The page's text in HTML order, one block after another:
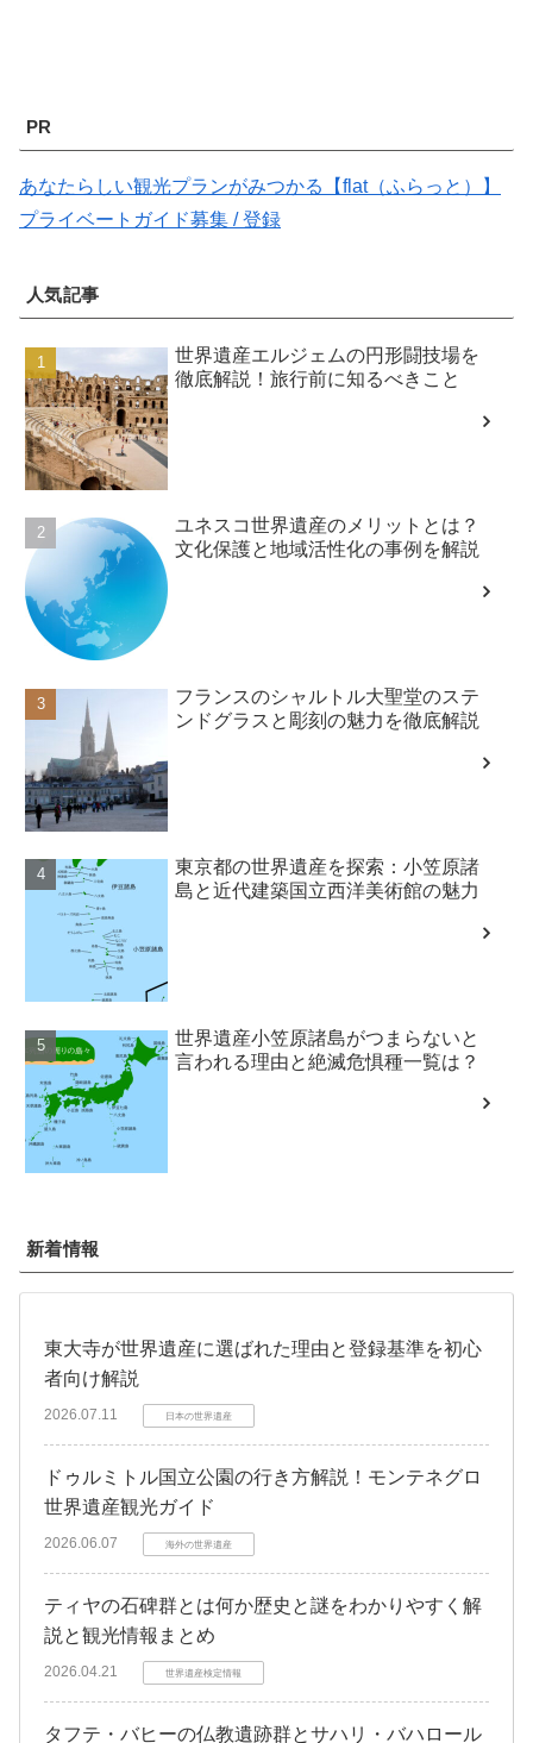
PR
あなたらしい観光プランがみつかる【flat（ふらっと）】
プライベートガイド募集 / 登録
人気記事
世界遺産エルジェムの円形闘技場を
徹底解説！旅行前に知るべきこと
ユネスコ世界遺産のメリットとは？
文化保護と地域活性化の事例を解説
フランスのシャルトル大聖堂のステ
ンドグラスと彫刻の魅力を徹底解説
東京都の世界遺産を探索：小笠原諸
島と近代建築国立西洋美術館の魅力
世界遺産小笠原諸島がつまらないと
言われる理由と絶滅危惧種一覧は？
新着情報
東大寺が世界遺産に選ばれた理由と登録基準を初心
者向け解説
2026.07.11 日本の世界遺産
ドゥルミトル国立公園の行き方解説！モンテネグロ
世界遺産観光ガイド
2026.06.07 海外の世界遺産
ティヤの石碑群とは何か歴史と謎をわかりやすく解
説と観光情報まとめ
2026.04.21 世界遺産検定情報
タフテ・バヒーの仏教遺跡群とサハリ・バハロール